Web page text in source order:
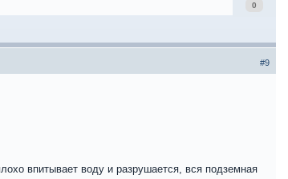
0
#9
впитывает воду и разрушается, вся подземная